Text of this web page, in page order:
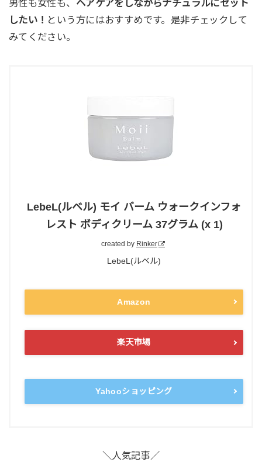
男性も女性も、 ヘアケアをしながらナチュラルにセット
したい！ という方にはおすすめです。是非チェックして
みてください。
LebeL(ルベル) モイ バーム ウォークインフォ
レスト ボディクリーム 37グラム (x 1)
created by Rinker
LebeL(ルベル)
Amazon
楽天市場
Yahooショッピング
＼人気記事／